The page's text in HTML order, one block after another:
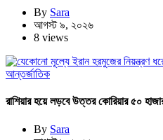
By Sara
আগস্ট ৯, ২০২৬
8 views
আন্তর্জাতিক
রাশিয়ার হয়ে লড়বে উত্তর কোরিয়ার ৫০
By Sara